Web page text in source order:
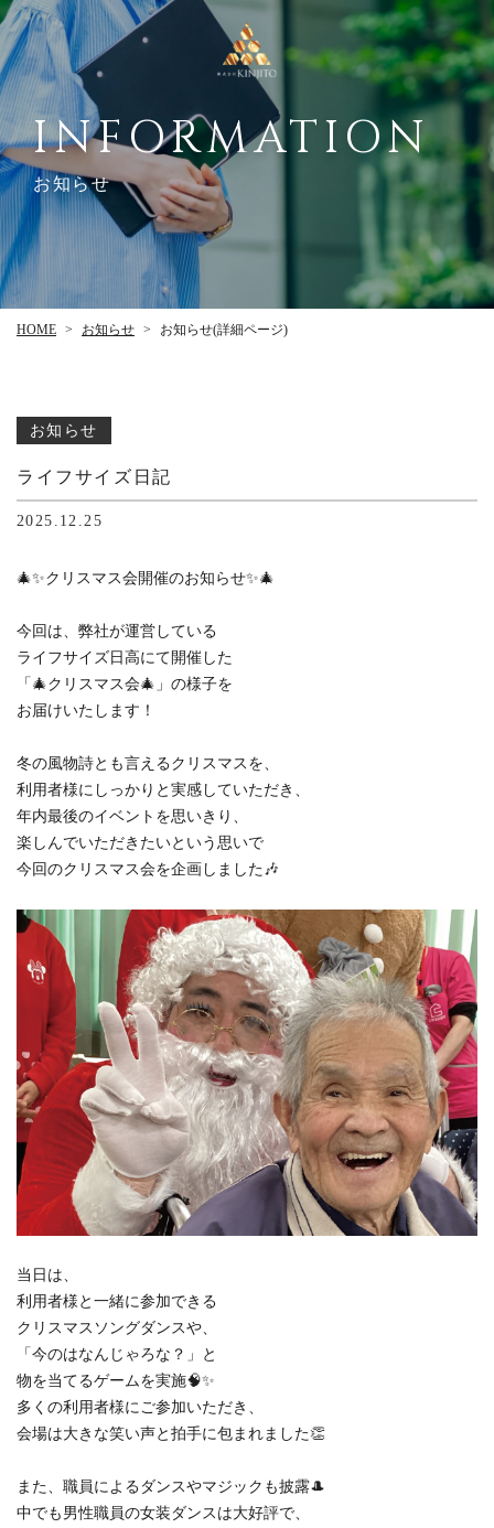
INFORMATION
お知らせ
HOME > お知らせ > お知らせ(詳細ページ)
お知らせ
ライフサイズ日記
2025.12.25
🎄✨クリスマス会開催のお知らせ✨🎄
今回は、弊社が運営している
ライフサイズ日高にて開催した
「🎄クリスマス会🎄」の様子を
お届けいたします！
冬の風物詩とも言えるクリスマスを、
利用者様にしっかりと実感していただき、
年内最後のイベントを思いきり、
楽しんでいただきたいという思いで
今回のクリスマス会を企画しました🎶
当日は、
利用者様と一緒に参加できる
クリスマスソングダンスや、
「今のはなんじゃろな？」と
物を当てるゲームを実施🧠✨
多くの利用者様にご参加いただき、
会場は大きな笑い声と拍手に包まれました👏
また、職員によるダンスやマジックも披露🎩
中でも男性職員の女装ダンスは大好評で、